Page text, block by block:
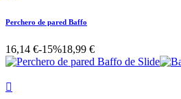
Perchero de pared Baffo
16,14 €-15%18,99 €
